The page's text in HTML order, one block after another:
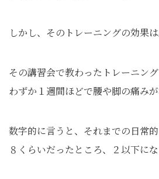
しかし、そのトレーニングの効果は
その講習会で教わったトレーニン
わずか１週間ほどで腰や脚の痛み
数字的に言うと、それまでの日常
８くらいだったところ、２以下にな